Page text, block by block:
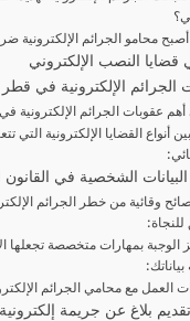
أصبح محامو الجرائم الإلكترونية
قضايا النصب الإلكتروني
الجرائم الإلكترونية في قطر
عقوبات الجرائم الإلكترونية
أنواع القضايا الإلكترونية التي
الشخصية في
وقائية من خطر الجرائم
الوجبة بمهارات متخصصة تجعلها
العمل مع محامي الجرائم
بلاغ عن جريمة إلكترونية